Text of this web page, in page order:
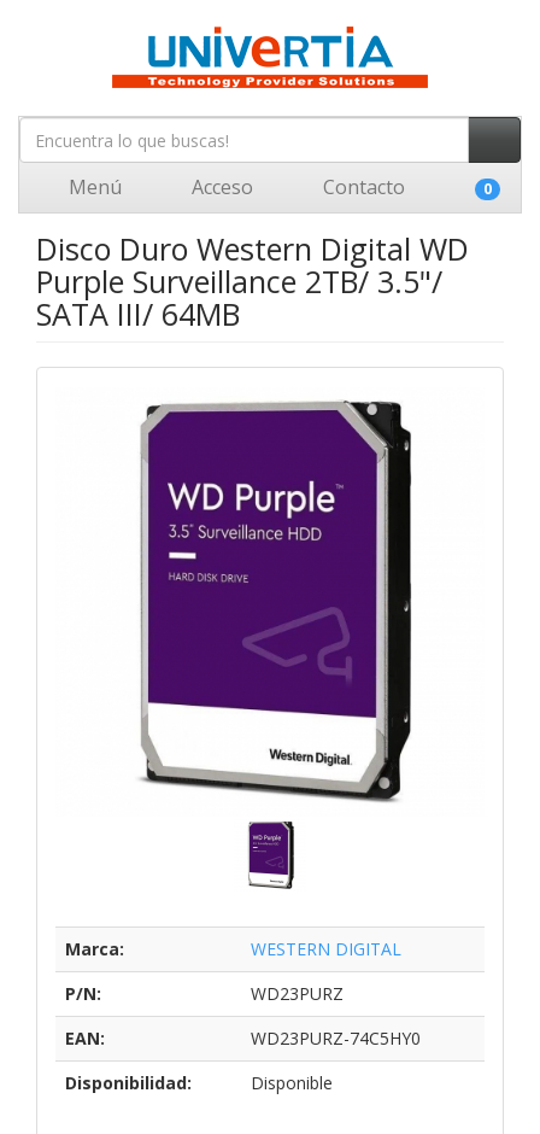
Menú Acceso Contacto 0
Disco Duro Western Digital WD
Purple Surveillance 2TB/ 3.5"/
SATA III/ 64MB
Marca:
WESTERN DIGITAL
P/N:
WD23PURZ
EAN:
WD23PURZ-74C5HY0
Disponibilidad:
Disponible